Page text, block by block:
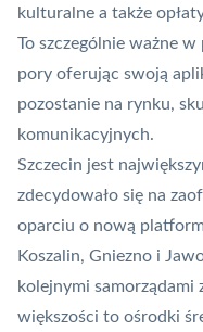
kulturalne a także
To szczególnie ważne
pory oferując swoją
pozostanie na rynku,
komunikacyjnych.
Szczecin jest
zdecydowało się na
oparciu o nową
Koszalin, Gniezno i
kolejnymi samorządami
większości to ośrodki